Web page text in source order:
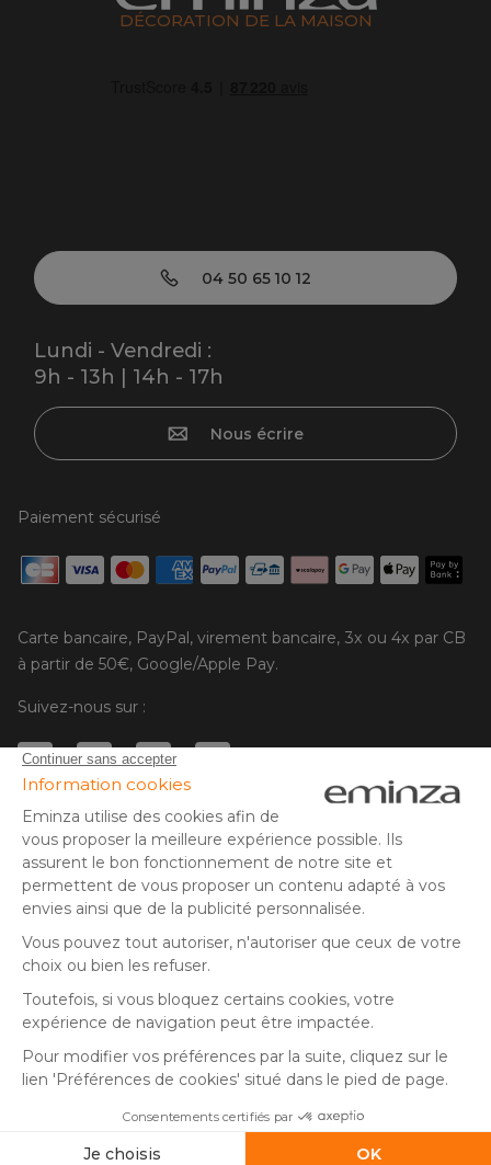
DÉCORATION DE LA MAISON
04 50 65 10 12
Lundi - Vendredi :
9h - 13h | 14h - 17h
Nous écrire
Paiement sécurisé
Carte bancaire, PayPal, virement bancaire, 3x ou 4x par CB
à partir de 50€, Google/Apple Pay.
Suivez-nous sur :
© Copyright 2025 Eminza | Tous droits réservés |
ESPAÑA
ITALIE
DEUTSCHLAND
NEDERLAND
DANMARK
FRA
* Vous disposez de 30 jours (à compter de la réception ou du
retrait de votre colis) pour effectuer un retour de produits et
vous faire rembourser. Hors colis volumineux
14 h (jours ouvrés - hors livraison éco)